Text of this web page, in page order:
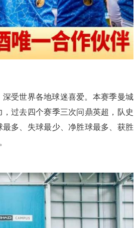
受世界各地球迷喜爱。本赛季曼城
过去四个赛季三次问鼎英超，队史
多、失球最少、净胜球最多、获胜